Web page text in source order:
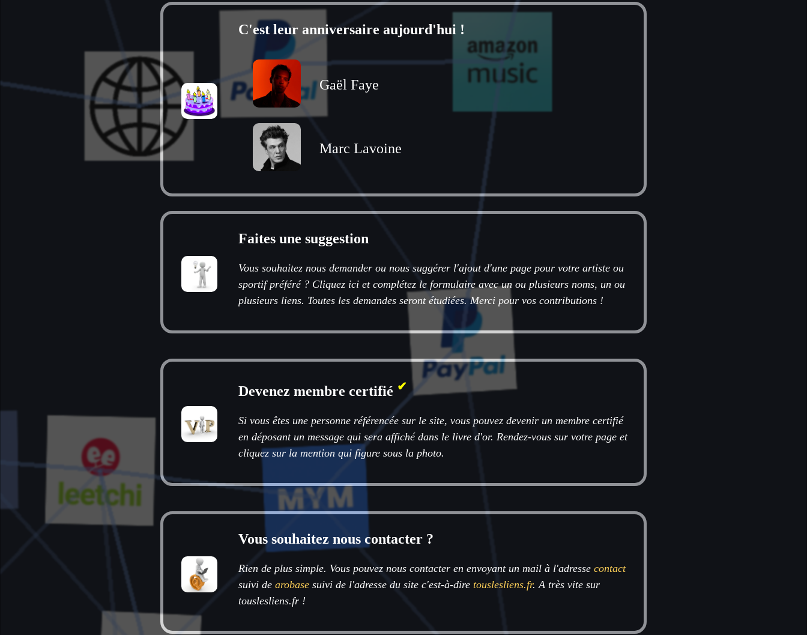
C'est leur anniversaire aujourd'hui !
Gaël Faye
Marc Lavoine
Faites une suggestion
Vous souhaitez nous demander ou nous suggérer l'ajout d'une page pour votre artiste ou
sportif préféré ? Cliquez ici et complétez le formulaire avec un ou plusieurs noms, un ou
plusieurs liens. Toutes les demandes seront étudiées. Merci pour vos contributions !
Devenez membre certifié ✔
Si vous êtes une personne référencée sur le site, vous pouvez devenir un membre certifié
en déposant un message qui sera affiché dans le livre d'or. Rendez-vous sur votre page et
cliquez sur la mention qui figure sous la photo.
Vous souhaitez nous contacter ?
Rien de plus simple. Vous pouvez nous contacter en envoyant un mail à l'adresse contact
suivi de arobase suivi de l'adresse du site c'est-à-dire touslesliens.fr. A très vite sur
touslesliens.fr !